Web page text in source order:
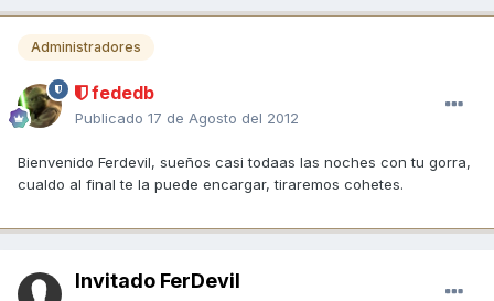
Administradores
fededb
Publicado 17 de Agosto del 2012
Bienvenido Ferdevil, sueños casi todaas las noches con tu gorra,
cualdo al final te la puede encargar, tiraremos cohetes.
Invitado FerDevil